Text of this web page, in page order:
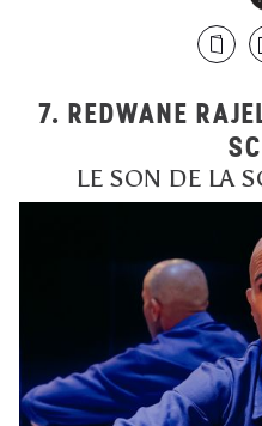
7. REDWANE
LE SON DE LA